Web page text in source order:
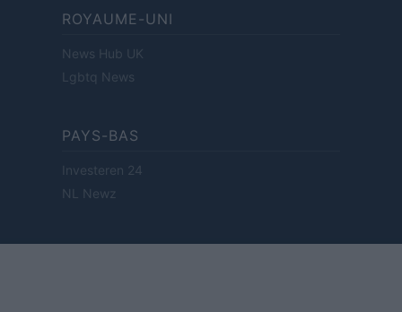
ROYAUME-UNI
News Hub UK
Lgbtq News
PAYS-BAS
Investeren 24
NL Newz